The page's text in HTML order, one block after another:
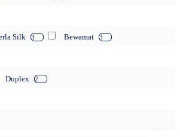
Silk 3 Bewamat 3
Duplex 2